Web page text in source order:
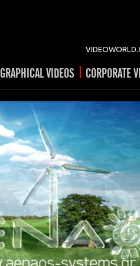
GRAPHICAL VIDEOS | CORPORATE